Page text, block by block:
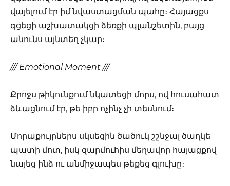
վայելում էր իմ նվաստացման պահը։ Հայացքս
գցեցի աշխատակցի ձեռքի պլանշետին, բայց
անունս այնտեղ չկար։
/// Emotional Moment ///
Քրոջս թիկունքում նկատեցի մորս, ով հուսահատ
ձևացնում էր, թե իբր ոչինչ չի տեսնում։
Մորաքույրներս սկսեցին ծածուկ շշնջալ ծաղկե
պատի մոտ, իսկ զարմուհիս մեղավոր հայացքով
նայեց ինձ ու անմիջապես թեքեց գլուխը։